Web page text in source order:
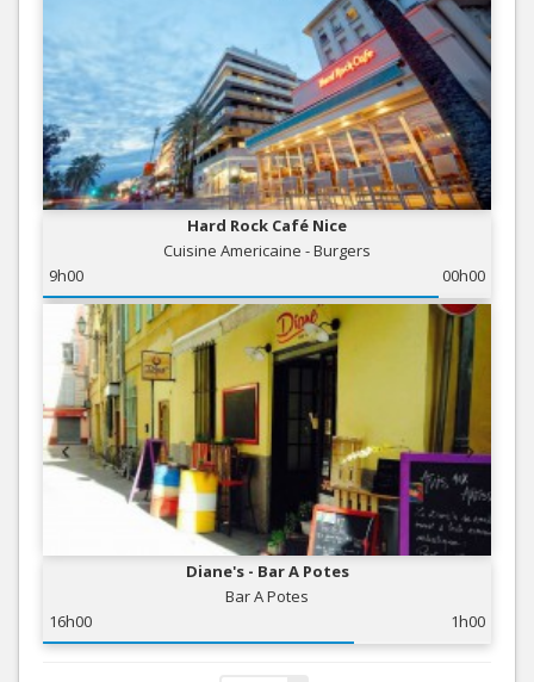
Hard Rock Café Nice
Cuisine Americaine - Burgers
9h00
00h00
Diane's - Bar A Potes
Bar A Potes
16h00
1h00